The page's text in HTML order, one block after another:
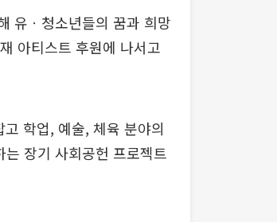
유ㆍ청소년들의 꿈과 희망
아티스트 후원에 나서고
학업, 예술, 체육 분야의
장기 사회공헌 프로젝트